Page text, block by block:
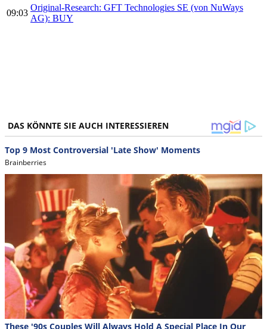
09:03
Original-Research: GFT Technologies SE (von NuWays
AG): BUY